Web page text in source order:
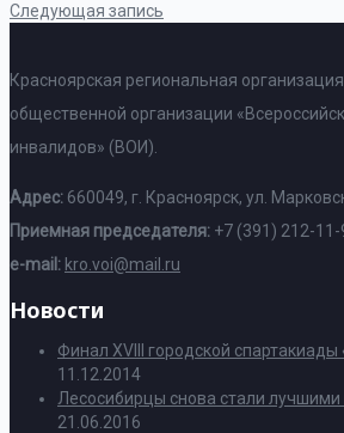
Следующая запись
Красноярская региональная
общественной организации
инвалидов» (ВОИ).
Адрес: 660049, г. Красноярск, ул.
Приемная председателя: +7 (391) 212-11-
e-mail: kro.voi@mail.ru
Новости
Финал XVIII городской спартакиады
11.12.2014
Лесосибирцы снова стали лучшими
21.06.2016